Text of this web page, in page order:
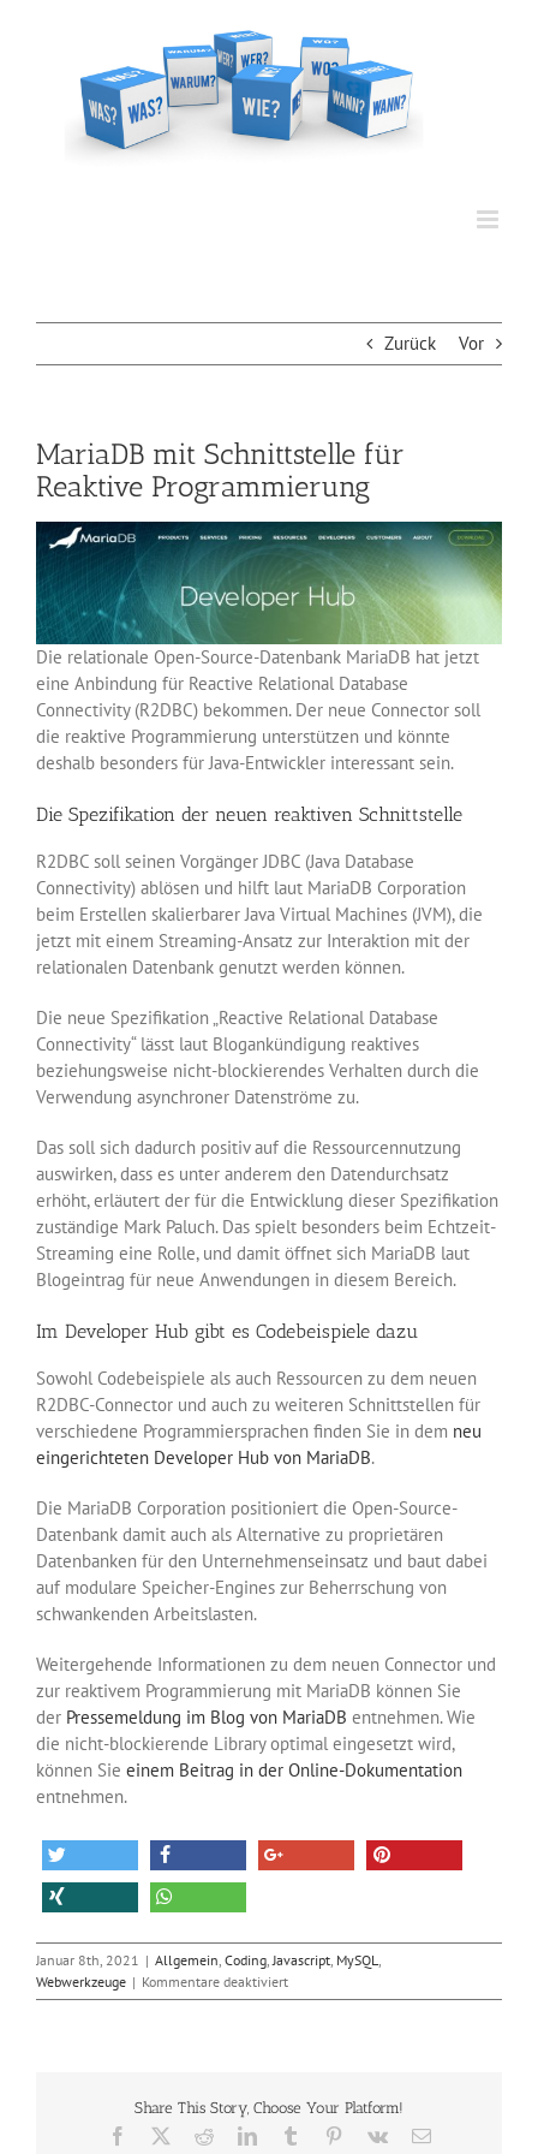
Zurück Vor
MariaDB mit Schnittstelle für
Reaktive Programmierung
Die relationale Open-Source-Datenbank MariaDB hat jetzt
eine Anbindung für Reactive Relational Database
Connectivity (R2DBC) bekommen. Der neue Connector soll
die reaktive Programmierung unterstützen und könnte
deshalb besonders für Java-Entwickler interessant sein.
Die Spezifikation der neuen reaktiven Schnittstelle
R2DBC soll seinen Vorgänger JDBC (Java Database
Connectivity) ablösen und hilft laut MariaDB Corporation
beim Erstellen skalierbarer Java Virtual Machines (JVM), die
jetzt mit einem Streaming-Ansatz zur Interaktion mit der
relationalen Datenbank genutzt werden können.
Die neue Spezifikation „Reactive Relational Database
Connectivity“ lässt laut Blogankündigung reaktives
beziehungsweise nicht-blockierendes Verhalten durch die
Verwendung asynchroner Datenströme zu.
Das soll sich dadurch positiv auf die Ressourcennutzung
auswirken, dass es unter anderem den Datendurchsatz
erhöht, erläutert der für die Entwicklung dieser Spezifikation
zuständige Mark Paluch. Das spielt besonders beim Echtzeit-
Streaming eine Rolle, und damit öffnet sich MariaDB laut
Blogeintrag für neue Anwendungen in diesem Bereich.
Im Developer Hub gibt es Codebeispiele dazu
Sowohl Codebeispiele als auch Ressourcen zu dem neuen
R2DBC-Connector und auch zu weiteren Schnittstellen für
verschiedene Programmiersprachen finden Sie in dem neu
eingerichteten Developer Hub von MariaDB.
Die MariaDB Corporation positioniert die Open-Source-
Datenbank damit auch als Alternative zu proprietären
Datenbanken für den Unternehmenseinsatz und baut dabei
auf modulare Speicher-Engines zur Beherrschung von
schwankenden Arbeitslasten.
Weitergehende Informationen zu dem neuen Connector und
zur reaktivem Programmierung mit MariaDB können Sie
der Pressemeldung im Blog von MariaDB entnehmen. Wie
die nicht-blockierende Library optimal eingesetzt wird,
können Sie einem Beitrag in der Online-Dokumentation
entnehmen.
Januar 8th, 2021 | Allgemein Coding Javascript MySQL
Webwerkzeuge | Kommentare deaktiviertfür
MariaDB
Programmierung
Share This Story, Choose Your Platform!
Facebook RedditLinkedInTumblr Pinterest
Vk
E-